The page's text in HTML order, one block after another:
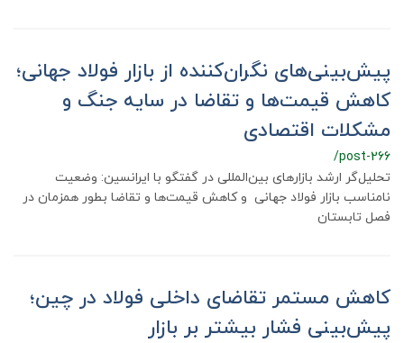
پیش‌بینی‌های نگران‌کننده از بازار فولاد جهانی؛
کاهش قیمت‌ها و تقاضا در سایه جنگ و
مشکلات اقتصادی
/post-266
تحلیل‌گر ارشد بازارهای بین‌المللی در گفتگو با ایرانسین: وضعیت
نامناسب بازار فولاد جهانی و کاهش قیمت‌ها و تقاضا بطور همزمان در
فصل تابستان
کاهش مستمر تقاضای داخلی فولاد در چین؛
پیش‌بینی فشار بیشتر بر بازار